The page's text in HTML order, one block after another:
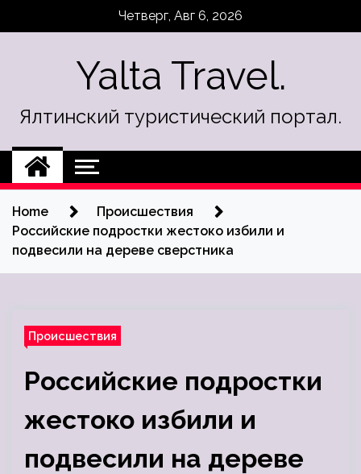
Четверг, Авг 6, 2026
Yalta Travel.
Ялтинский туристический портал.
Home
Происшествия
Российские подростки жестоко избили и
подвесили на дереве сверстника
Происшествия
Российские подростки
жестоко избили и
подвесили на дереве